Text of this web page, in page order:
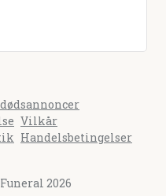
Vilkår
Handelsbetingelser
2026